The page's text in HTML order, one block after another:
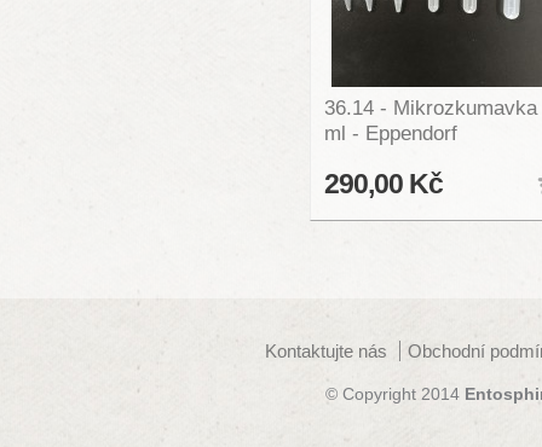
36.14 - Mikrozkumavka
ml - Eppendorf
290,00 Kč
Kontaktujte nás Obchodní
© Copyright 2014